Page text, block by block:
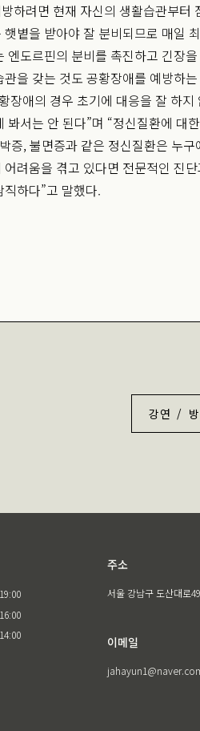
하려면 현재 자신의 생활습관부
햇볕을 받아야 잘 분비되므로 매일
엔도르핀의 분비를 촉진하고 긴장
관을 갖는 것도 공황장애를 예방하
장애의 경우 초기에 대응을 잘 하
봐서는 안 된다”며 “정신질환에 대
증, 불면증과 같은 정신질환은 누
려움을 겪고 있다면 전문적인 진
하다”고 말했다.
강연 /
주소
서울 강남구 도산대로
이메일